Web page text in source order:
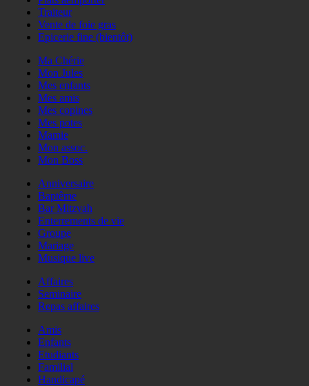
Traiteur
Vente de foie gras
Epicerie fine (bientôt)
Ma Chérie
Mon Jules
Mes enfants
Mes amis
Mes copines
Mes potes
Mamie
Mon assoc.
Mon Boss
Anniversaire
Baptême
Bar Mitzvah
Enterrements de vie
Groupe
Mariage
Musique live
Affaires
Seminaire
Repas affaires
Amis
Enfants
Etudiants
Familial
Handicapé